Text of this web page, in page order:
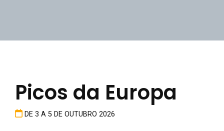
Picos da Europa
DE 3 A 5 DE OUTUBRO 2026